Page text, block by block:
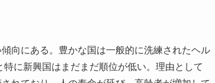
向にある。豊かな国は一般的に洗練されたヘル
に新興国はまだまだ順位が低い。理由として